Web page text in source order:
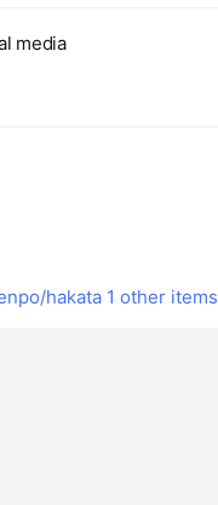
media
hakata 1 other items